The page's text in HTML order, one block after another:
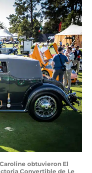
obtuvieron El
Convertible de Le